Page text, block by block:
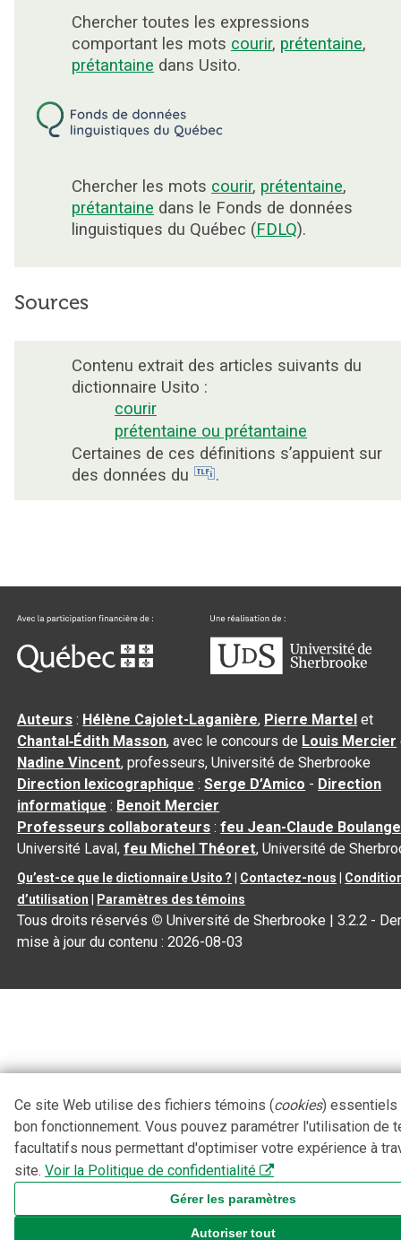
Chercher toutes les expressions
comportant les mots courir, prétentaine,
prétantaine dans Usito.
Chercher les mots courir, prétentaine,
prétantaine dans le Fonds de données
linguistiques du Québec (FDLQ).
Sources
Contenu extrait des articles suivants du
dictionnaire Usito :
courir
prétentaine ou prétantaine
Certaines de ces définitions s’appuient sur
des données du
.
Auteurs : Hélène Cajolet-Laganière, Pierre Martel et
Chantal‑Édith Masson, avec le concours de Louis Mercier
Nadine Vincent, professeurs, Université de Sherbrooke
Direction lexicographique :Serge D’Amico - Direction
informatique : Benoit Mercier
Professeurs collaborateurs :feu Jean-Claude
Université Laval,feu Michel Théoret, Université de
Qu’est-ce que le dictionnaire Usito ? Contactez-nous
d’utilisation
Paramètres des témoins
Tous droits réservés © Université de Sherbrooke |3.2.2 -
mise à jour du contenu :2026-08-03
Ce site Web utilise des fichiers témoins (cookies) essentiels
bon fonctionnement. Vous pouvez paramétrer l'utilisation de
facultatifs nous permettant d'optimiser votre expérience à
site. Voir la Politique de confidentialité
Gérer les paramètres
Autoriser tout